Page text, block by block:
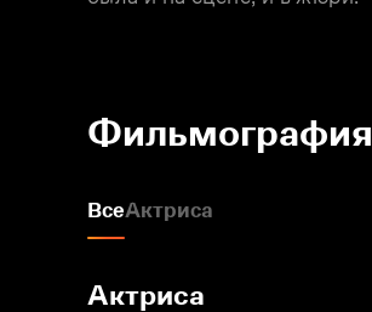
Фильмография
ВсеАктриса
Актриса